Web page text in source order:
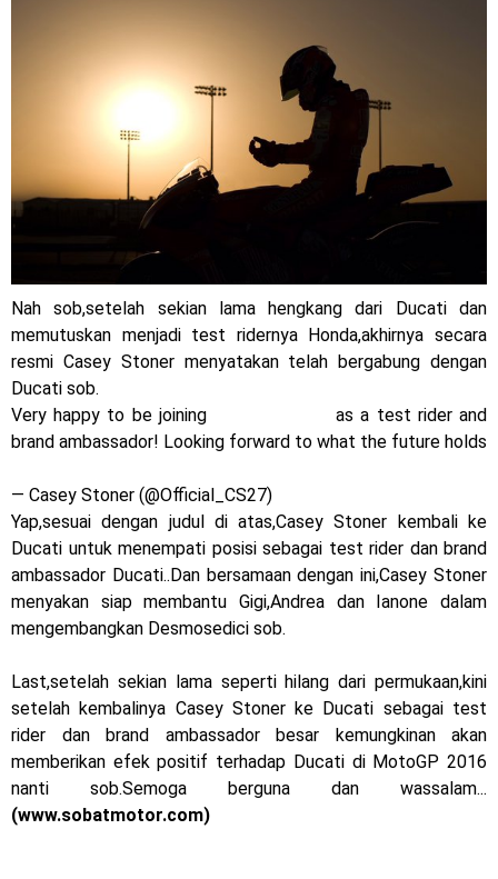
Warna Baru X-Ride 125 Tampil Tangguh dan Fresh Siap
Jelajah Petualangan Tanpa Batas
Yamalube Power XP Matic resmi dirilis untuk skutik Blue
Core 125cc dengan mobilitas tinggi
Sudah pakai diskbrake belakang ! Yamaha Indonesia Resmi
Yamaha Nmax Turbo 155 sudah lahir, Aerox Turbo hanya
Honda Indonesia resmi jual New CBR 1000RR-R Fireblade
2025, harganya mantap !
Dukung MotoGP Mandalika 2024, AHM serahkan 10 unit
Yamaha Indonesia resmi luncurkan Nmax 155 Turbo
Sudah pakai winglet Karbon, Yamaha resmi merilis YZF-R1
dan YZF-R1M model 2025 !
Begini penampakan livery Kawasaki Ninja ZX-25RR KRT
Nah sob,setelah sekian lama hengkang dari Ducati dan
memutuskan menjadi test ridernya Honda,akhirnya secara
resmi Casey Stoner menyatakan telah bergabung dengan
Ducati sob.
Very happy to be joining
as a test rider and
brand ambassador! Looking forward to what the future holds
— Casey Stoner (@Official_CS27)
Yap,sesuai dengan judul di atas,Casey Stoner kembali ke
Ducati untuk menempati posisi sebagai test rider dan brand
ambassador Ducati..Dan bersamaan dengan ini,Casey Stoner
menyakan siap membantu Gigi,Andrea dan Ianone dalam
mengembangkan Desmosedici sob.
Last,setelah sekian lama seperti hilang dari permukaan,kini
setelah kembalinya Casey Stoner ke Ducati sebagai test
rider dan brand ambassador besar kemungkinan akan
memberikan efek positif terhadap Ducati di MotoGP 2016
nanti sob.Semoga berguna dan wassalam...
(www.sobatmotor.com)